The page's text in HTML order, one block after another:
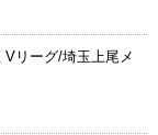
リーグ/埼玉上尾メ